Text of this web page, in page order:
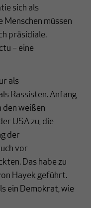
sich als
Menschen müssen
präsidiale.
– eine
als
Rassisten. Anfang
weißen
USA zu, die
der
vor
Das habe zu
Hayek geführt.
ein Demokrat, wie